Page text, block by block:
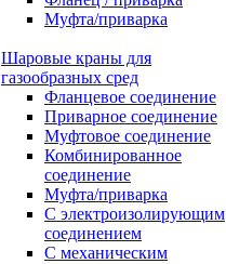
Муфта/приварка
Шаровые краны для
газообразных сред
Фланцевое соединение
Приварное соединение
Муфтовое соединение
Комбинированное
соединение
Муфта/приварка
С электроизолирующим
соединением
С механическим